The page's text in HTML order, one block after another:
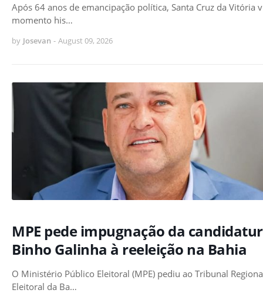
Após 64 anos de emancipação política, Santa Cruz da Vitória
momento his…
by Josevan - August 09, 2026
MPE pede impugnação da
Binho Galinha à reeleição na Bahia
O Ministério Público Eleitoral (MPE) pediu ao Tribunal
Eleitoral da Ba…